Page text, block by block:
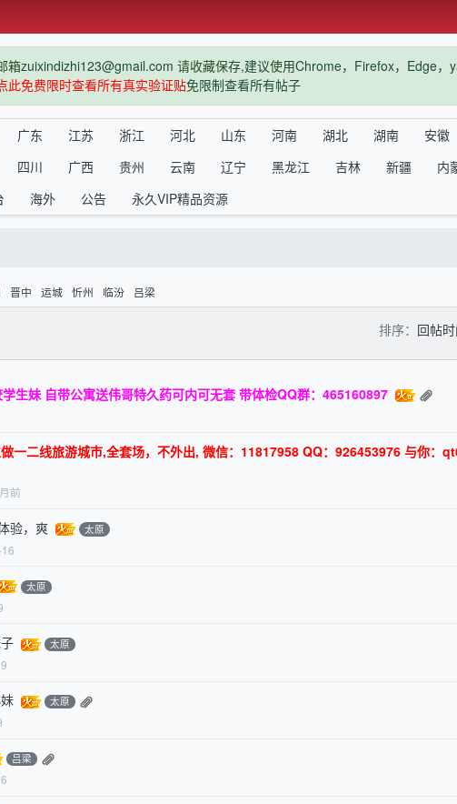
箱zuixindizhi123@gmail.com 请收藏保存,建议使用Chrome，Firefox，Edge
此免费限时查看所有真实验证贴免限制查看所有帖子
广东 江苏 浙江 河北 山东 河南 湖北 湖南
安徽
四川 广西 贵州 云南 辽宁 黑龙江 吉林 新疆
内
海外 公告 永久VIP精品资源
晋中 运城 忻州 临汾 吕梁
排序： 回帖
学生妹 自带公寓送伟哥特久药可内可无套 带体检QQ群：465160897
一二线旅游城市,全套场，不外出, 微信：11817958 QQ：926453976 与你：
前
验，爽 太原
太原
太原
太原
吕梁